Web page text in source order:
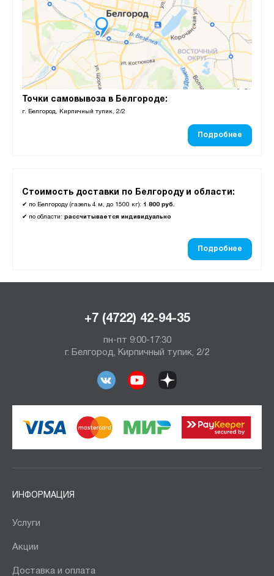
Точки самовывоза в Белгороде:
г. Белгород, Кирпичный тупик, 2/2
Подробнее
Стоимость доставки по Белгороду и области:
✔ по Белгороду (газель 4 м, до 1500 кг): 1 800 руб.
✔ по области: рассчитывается индивидуально
Подробнее
+7 (4722) 42-94-35
пн-пт 9:00-17:30
г. Белгород, Кирпичный тупик, 2/2
ИНФОРМАЦИЯ
Услуги
Акции
Доставка и оплата